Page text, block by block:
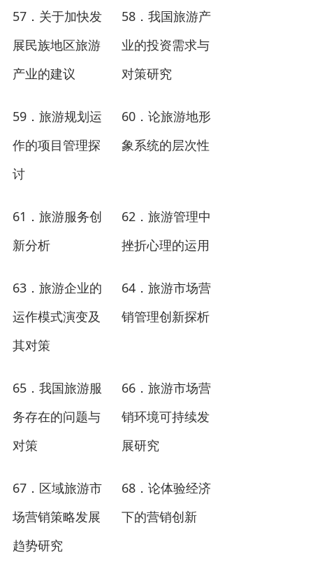
57 ．关于加快发
展民族地区旅游
产业的建议
58 ． 我国旅游产
业的投资需求与
对策研究
59 ． 旅游规划运
作的项目管理探
讨
60 ． 论旅游地形
象系统的层次性
61 ． 旅游服务创
新分析
62 ． 旅游管理中
挫折心理的运用
63 ． 旅游企业的
运作模式演变及
其对策
64 ． 旅游市场营
销管理创新探析
65 ． 我国旅游服
务存在的问题与
对策
66 ． 旅游市场营
销环境可持续发
展研究
67 ． 区域旅游市
场营销策略发展
趋势研究
68 ． 论体验经济
下的营销创新